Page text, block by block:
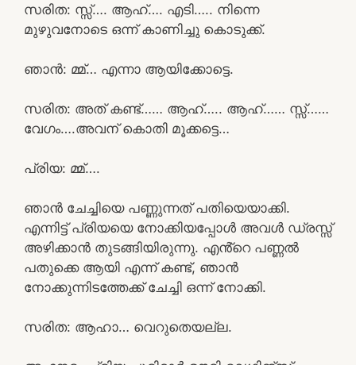
സരിത: സ്സ്‌…. ആഹ്…. എടി….. നിന്നെ
മുഴുവനോടെ ഒന്ന് കാണിച്ചു കൊടുക്ക്.
ഞാൻ: മ്മ്… എന്നാ ആയിക്കോട്ടെ.
സരിത: അത് കണ്ട്…… ആഹ്….. ആഹ്…… സ്സ്‌……
വേഗം….അവന് കൊതി മൂക്കട്ടെ…
പ്രിയ: മ്മ്….
ഞാൻ ചേച്ചിയെ പണ്ണുന്നത് പതിയെയാക്കി.
എന്നിട്ട് പ്രിയയെ നോക്കിയപ്പോൾ അവൾ ഡ്രസ്സ്‌
അഴിക്കാൻ തുടങ്ങിയിരുന്നു. എൻ്റെ പണ്ണൽ
പതുക്കെ ആയി എന്ന് കണ്ട്, ഞാൻ
നോക്കുന്നിടത്തേക്ക് ചേച്ചി ഒന്ന് നോക്കി.
സരിത: ആഹാ… വെറുതെയല്ല.